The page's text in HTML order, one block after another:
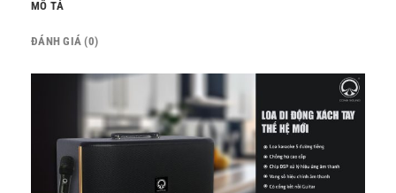
MÔ TẢ
ĐÁNH GIÁ (0)